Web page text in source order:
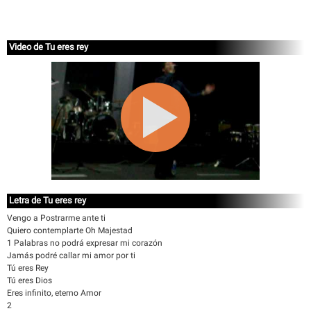
Video de Tu eres rey
Letra de Tu eres rey
Vengo a Postrarme ante ti
Quiero contemplarte Oh Majestad
1 Palabras no podrá expresar mi corazón
Jamás podré callar mi amor por ti
Tú eres Rey
Tú eres Dios
Eres infinito, eterno Amor
2